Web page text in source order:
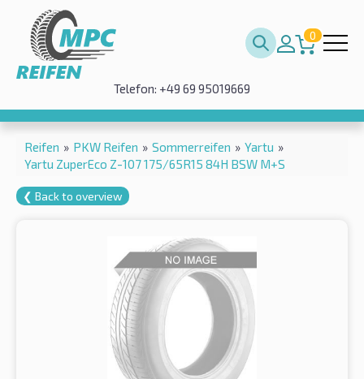
0
Telefon: +49 69 95019669
Reifen » PKW Reifen » Sommerreifen » Yartu »
Yartu ZuperEco Z-107 175/65R15 84H BSW M+S
❮ Back to overview